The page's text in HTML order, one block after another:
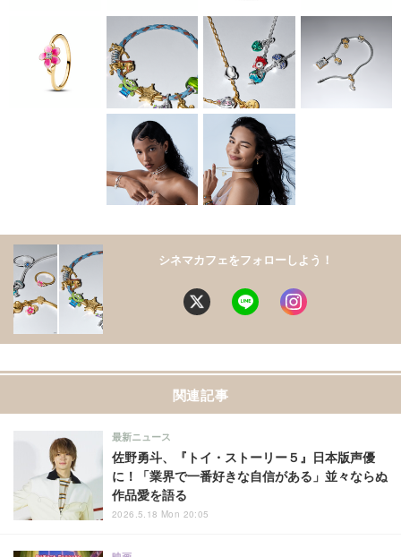
シネマカフェをフォローしよう！
関連記事
佐野勇斗、『トイ・ストーリー５』日本版声優
に！「業界で一番好きな自信がある」並々ならぬ
作品愛を語る
最新ニュース
2026.5.18 Mon 20:05